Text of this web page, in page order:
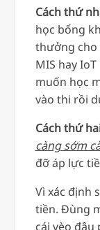
Cách thứ
học bổng
thưởng cho
MIS hay
muốn học
vào thi rồi
Cách thứ
càng sớm
đỡ áp lực
Vì xác định
tiền. Đùng
cái vèo đâu